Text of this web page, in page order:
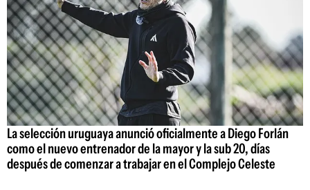
La selección uruguaya anunció oficialmente a Diego Forlán
como el nuevo entrenador de la mayor y la sub 20, días
después de comenzar a trabajar en el Complejo Celeste